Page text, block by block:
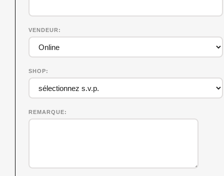
VENDEUR
SHOP
REMARQUE